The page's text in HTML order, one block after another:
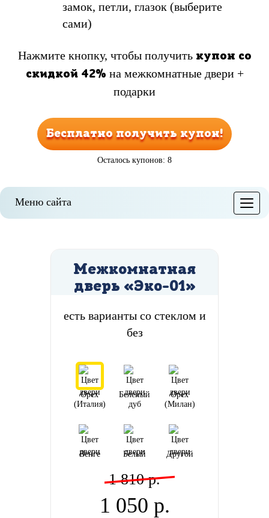
замок, петли, глазок (выберите
сами)
Нажмите кнопку, чтобы получить купон со
скидкой 42% на межкомнатные двери +
подарки
Бесплатно получить купон!
Осталось купонов: 8
Меню
Меню сайта
Межкомнатная
дверь «Эко-01»
есть варианты со стеклом и
без
Орех
(Италия)
Беленый
дуб
Орех
(Милан)
Венге Белый Другой
1 810 р.
1 050 р.